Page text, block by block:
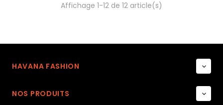
Affichage 1-12 de 12 article(s)
HAVANA FASHION 
NOS PRODUITS 